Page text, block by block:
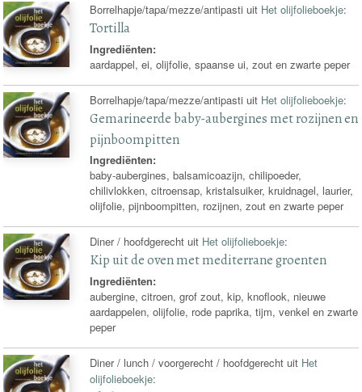
Borrelhapje/tapa/mezze/antipasti uit Het olijfolieboekje:
Tortilla
Ingrediënten:
aardappel, ei, olijfolie, spaanse ui, zout en zwarte peper
Borrelhapje/tapa/mezze/antipasti uit Het olijfolieboekje:
Gemarineerde baby-aubergines met rozijnen en
pijnboompitten
Ingrediënten:
baby-aubergines, balsamicoazijn, chilipoeder,
chilivlokken, citroensap, kristalsuiker, kruidnagel, laurier,
olijfolie, pijnboompitten, rozijnen, zout en zwarte peper
Diner / hoofdgerecht uit Het olijfolieboekje:
Kip uit de oven met mediterrane groenten
Ingrediënten:
aubergine, citroen, grof zout, kip, knoflook, nieuwe
aardappelen, olijfolie, rode paprika, tijm, venkel en zwarte
peper
Diner / lunch / voorgerecht / hoofdgerecht uit Het
olijfolieboekje: